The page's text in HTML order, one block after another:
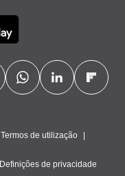
Termos de utilização
Definições de privacidade